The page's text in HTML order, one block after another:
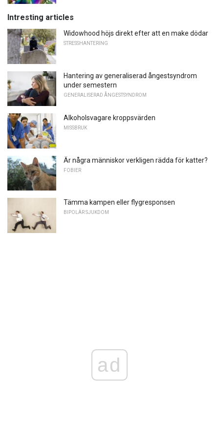
Intresting articles
Widowhood höjs direkt efter att en make dödar
STRESSHANTERING
Hantering av generaliserad ångestsyndrom
under semestern
GENERALISERAD ÅNGESTSYNDROM
Alkoholsvagare kroppsvärden
MISSBRUK
Är några människor verkligen rädda för katter?
FOBIER
Tämma kampen eller flygresponsen
BIPOLÄR SJUKDOM
ad